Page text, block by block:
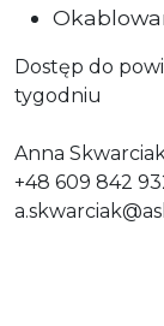
Dostęp do
tygodniu
Anna
+48 609 842